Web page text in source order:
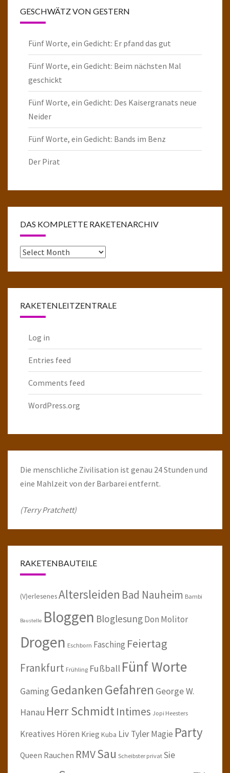
GESCHWÄTZ VON GESTERN
Fünf Worte, ein Gedicht: Er pfand das gut
Fünf Worte, ein Gedicht: Beim nächsten Mal
geschickt
Fünf Worte, ein Gedicht: Des Kaisergranats neue
Neider
Fünf Worte, ein Gedicht: Bands im Benz
Der Pirat
DAS KOMPLETTE RAKETENARCHIV
Das
RAKETENLEITZENTRALE
Log in
Entries feed
Comments feed
WordPress.org
Die menschliche Zivilisation ist genau 24 Stunden und
eine Mahlzeit von der Barbarei entfernt.
(Terry Pratchett)
RAKETENBAUTEILE
(V)erlesenesAltersleiden Bad Nauheim Bambi
Baustelle Bloggen BloglesungDon Molitor
Drogen Eschborn Fasching Feiertag
Frankfurt Frühling Fußball Fünf Worte
Gaming GedankenGefahren George W.
Hanau Herr SchmidtIntimes Jopi Heesters
Kreatives Hören Krieg Kuba Liv TylerMagie Party
Queen Rauchen RMVSau Scheibster privat Sie